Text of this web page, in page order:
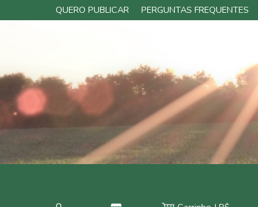
QUERO PUBLICAR PERGUNTAS FREQUENTES